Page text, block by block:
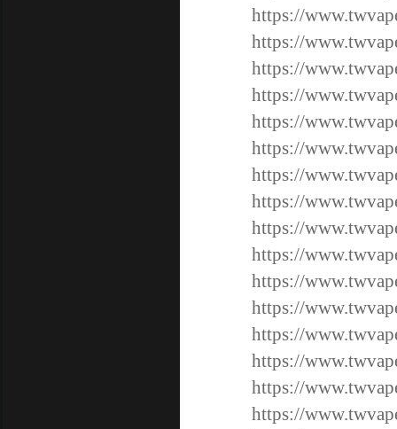
https://
https://
https://
https://
https://
https://
https://
https://
https://
https://
https://
https://
https://
https://
https://
https://